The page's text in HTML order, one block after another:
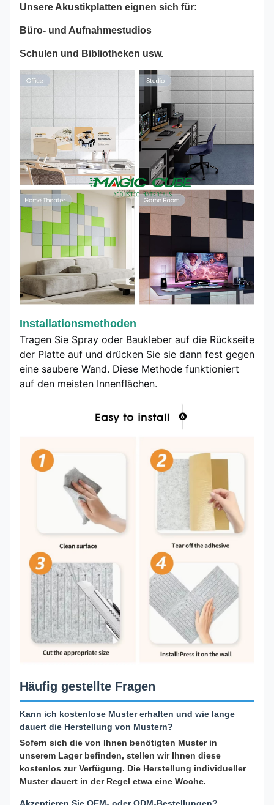
Unsere Akustikplatten eignen sich für:
Büro- und Aufnahmestudios
Schulen und Bibliotheken usw.
Installationsmethoden
Tragen Sie Spray oder Baukleber auf die Rückseite
der Platte auf und drücken Sie sie dann fest gegen
eine saubere Wand. Diese Methode funktioniert
auf den meisten Innenflächen.
Häufig gestellte Fragen
Kann ich kostenlose Muster erhalten und wie lange
dauert die Herstellung von Mustern?
Sofern sich die von Ihnen benötigten Muster in
unserem Lager befinden, stellen wir Ihnen diese
kostenlos zur Verfügung. Die Herstellung individueller
Muster dauert in der Regel etwa eine Woche.